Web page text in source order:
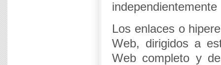
Los enlaces o
Web, dirigidos a
Web completo y